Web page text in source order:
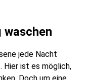
jede Nacht
Hier ist es möglich,